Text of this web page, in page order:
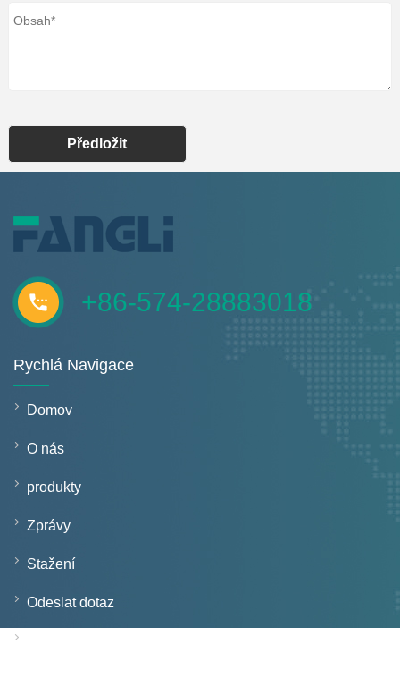
Předložit
+86-574-28883018
Rychlá Navigace
Domov
O nás
produkty
Zprávy
Stažení
Odeslat dotaz